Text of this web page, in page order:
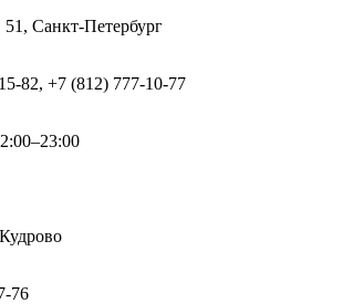
Санкт-Петербург
82, +7 (812) 777-10-77
76